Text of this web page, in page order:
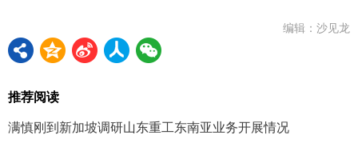
编辑：沙见龙
推荐阅读
满慎刚到新加坡调研山东重工东南亚业务开展情况